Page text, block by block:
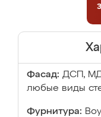
Фасад: ДСП,
любые виды
Фурнитура: